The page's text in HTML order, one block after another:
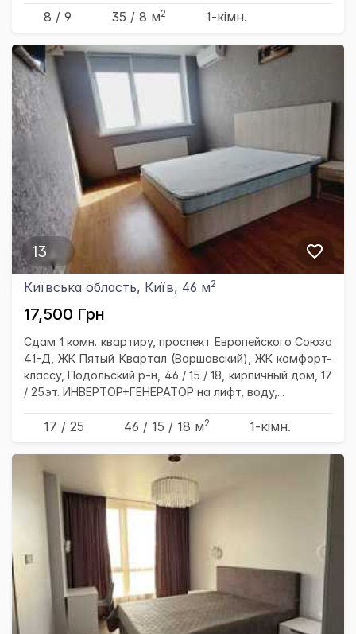
8 / 9 35 / 8 м2 1-кімн.
13
Київська область, Київ, 46 м2
17,500 Грн
Сдам 1 комн. квартиру, проспект Европейского Союза
41-Д, ЖК Пятый Квартал (Варшавский), ЖК комфорт-
классу, Подольский р-н, 46 / 15 / 18, кирпичный дом, 17
/ 25эт. ИНВЕРТОР+ГЕНЕРАТОР на лифт, воду,...
17 / 25 46 / 15 / 18 м2 1-кімн.